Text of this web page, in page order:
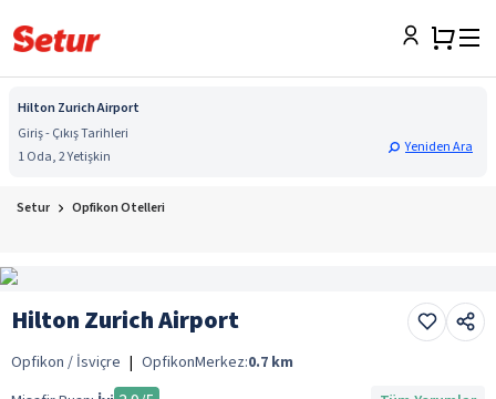
Hilton Zurich Airport
Giriş - Çıkış Tarihleri
1 Oda, 2 Yetişkin
Yeniden Ara
Setur Opfikon Otelleri
Hilton Zurich Airport
Opfikon / İsviçre | OpfikonMerkez:0.7 km